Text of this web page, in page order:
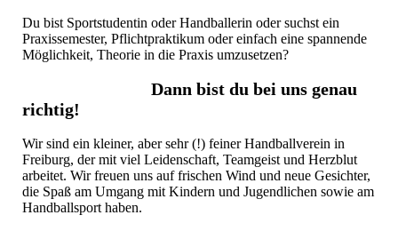
Du bist Sportstudentin oder Handballerin oder suchst ein
Praxissemester, Pflichtpraktikum oder einfach eine spannende
Möglichkeit, Theorie in die Praxis umzusetzen?
Dann bist du bei uns genau
richtig!
Wir sind ein kleiner, aber sehr (!) feiner Handballverein in
Freiburg, der mit viel Leidenschaft, Teamgeist und Herzblut
arbeitet. Wir freuen uns auf frischen Wind und neue Gesichter,
die Spaß am Umgang mit Kindern und Jugendlichen sowie am
Handballsport haben.